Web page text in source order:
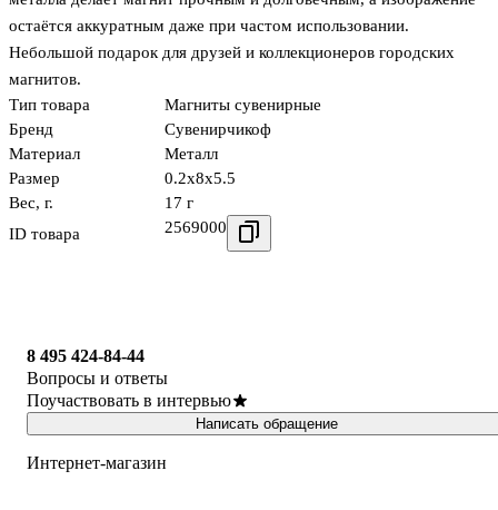
остаётся аккуратным даже при частом использовании.
Небольшой подарок для друзей и коллекционеров городских
магнитов.
Тип товара
Магниты сувенирные
Бренд
Сувенирчикоф
Материал
Металл
Размер
0.2x8x5.5
Вес, г.
17 г
ID товара
2569000
8 495 424-84-44
Вопросы и ответы
Поучаствовать в интервью
Написать обращение
Интернет-магазин